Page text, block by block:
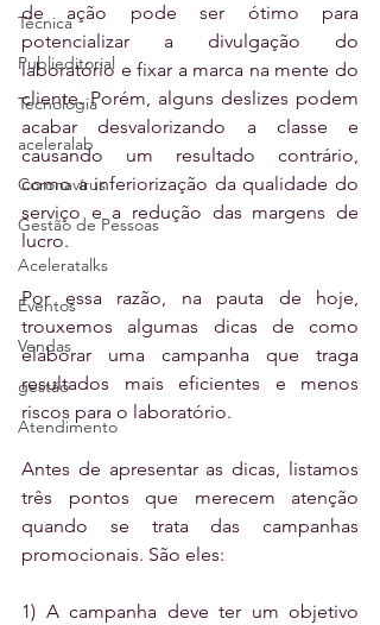
Técnica
Publieditorial
Tecnologia
aceleralab
Coronavírus
Gestão de Pessoas
Aceleratalks
Eventos
Vendas
gestão
Atendimento
de ação pode ser ótimo para
potencializar a divulgação do
laboratório e fixar a marca na mente do
cliente. Porém, alguns deslizes podem
acabar desvalorizando a classe e
causando um resultado contrário,
como a inferiorização da qualidade do
serviço e a redução das margens de
lucro.
Por essa razão, na pauta de hoje,
trouxemos algumas dicas de como
elaborar uma campanha que traga
resultados mais eficientes e menos
riscos para o laboratório.
Antes de apresentar as dicas, listamos
três pontos que merecem atenção
quando se trata das campanhas
promocionais. São eles:
1) A campanha deve ter um objetivo